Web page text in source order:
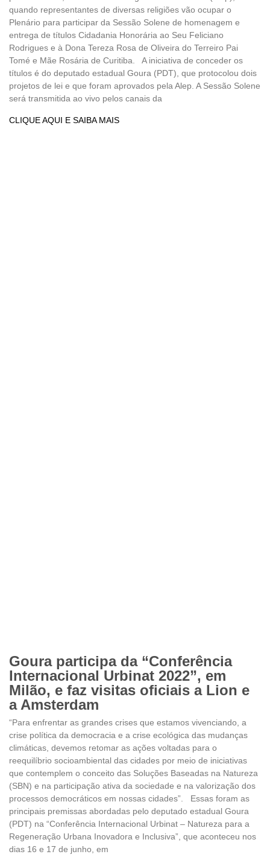
quando representantes de diversas religiões vão ocupar o
Plenário para participar da Sessão Solene de homenagem e
entrega de títulos Cidadania Honorária ao Seu Feliciano
Rodrigues e à Dona Tereza Rosa de Oliveira do Terreiro Pai
Tomé e Mãe Rosária de Curitiba. A iniciativa de conceder os
títulos é do deputado estadual Goura (PDT), que protocolou dois
projetos de lei e que foram aprovados pela Alep. A Sessão Solene
será transmitida ao vivo pelos canais da
CLIQUE AQUI E SAIBA MAIS
Goura participa da “Conferência
Internacional Urbinat 2022”, em
Milão, e faz visitas oficiais a Lion e
a Amsterdam
“Para enfrentar as grandes crises que estamos vivenciando, a
crise política da democracia e a crise ecológica das mudanças
climáticas, devemos retomar as ações voltadas para o
reequilíbrio socioambiental das cidades por meio de iniciativas
que contemplem o conceito das Soluções Baseadas na Natureza
(SBN) e na participação ativa da sociedade e na valorização dos
processos democráticos em nossas cidades”. Essas foram as
principais premissas abordadas pelo deputado estadual Goura
(PDT) na “Conferência Internacional Urbinat – Natureza para a
Regeneração Urbana Inovadora e Inclusiva”, que aconteceu nos
dias 16 e 17 de junho, em